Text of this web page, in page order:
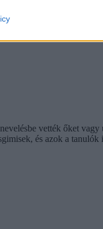
vették őket
és azok a